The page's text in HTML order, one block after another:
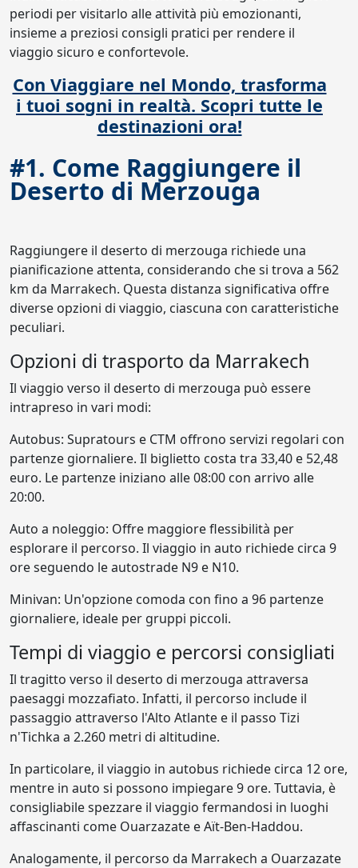
periodi per visitarlo alle attività più emozionanti,
insieme a preziosi consigli pratici per rendere il
viaggio sicuro e confortevole.
Con Viaggiare nel Mondo, trasforma
i tuoi sogni in realtà. Scopri tutte le
destinazioni ora!
#1. Come Raggiungere il
Deserto di Merzouga
Raggiungere il deserto di merzouga richiede una
pianificazione attenta, considerando che si trova a 562
km da Marrakech. Questa distanza significativa offre
diverse opzioni di viaggio, ciascuna con caratteristiche
peculiari.
Opzioni di trasporto da Marrakech
Il viaggio verso il deserto di merzouga può essere
intrapreso in vari modi:
Autobus: Supratours e CTM offrono servizi regolari con
partenze giornaliere. Il biglietto costa tra 33,40 e 52,48
euro. Le partenze iniziano alle 08:00 con arrivo alle
20:00.
Auto a noleggio: Offre maggiore flessibilità per
esplorare il percorso. Il viaggio in auto richiede circa 9
ore seguendo le autostrade N9 e N10.
Minivan: Un'opzione comoda con fino a 96 partenze
giornaliere, ideale per gruppi piccoli.
Tempi di viaggio e percorsi consigliati
Il tragitto verso il deserto di merzouga attraversa
paesaggi mozzafiato. Infatti, il percorso include il
passaggio attraverso l'Alto Atlante e il passo Tizi
n'Tichka a 2.260 metri di altitudine.
In particolare, il viaggio in autobus richiede circa 12 ore,
mentre in auto si possono impiegare 9 ore. Tuttavia, è
consigliabile spezzare il viaggio fermandosi in luoghi
affascinanti come Ouarzazate e Aït-Ben-Haddou.
Analogamente, il percorso da Marrakech a Ouarzazate